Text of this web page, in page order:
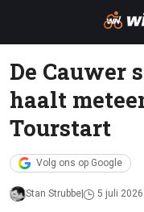
De Cauwer
haalt
Tourstart
Volg ons op Google
Stan Strubbe 5 juli